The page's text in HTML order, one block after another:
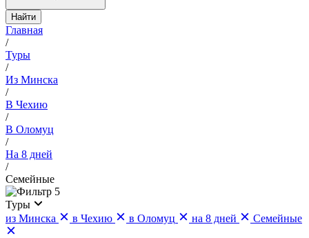
Найти
Главная
/
Туры
/
Из Минска
/
В Чехию
/
В Оломуц
/
На 8 дней
/
Семейные
5
Туры
из Минска
в Чехию в Оломуц на 8 дней Семейные